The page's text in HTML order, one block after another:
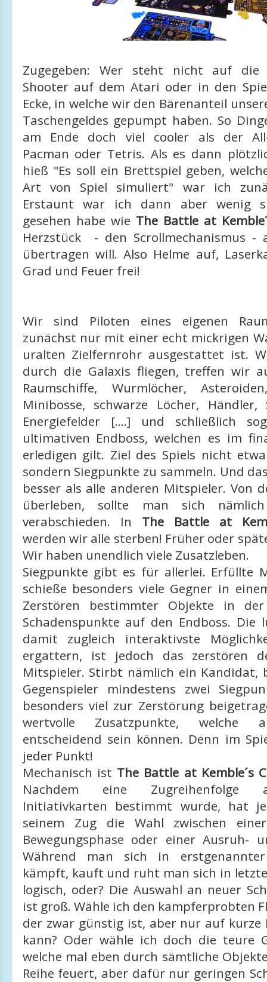
Zugegeben: Wer steht nicht auf die
Shooter auf dem Atari oder in den
Ecke, in welche wir den Bärenanteil
Taschengeldes gepumpt haben. So
am Ende doch viel cooler als der All-
Pacman oder Tetris. Als es dann
hieß "Es soll ein Brettspiel geben,
Art von Spiel simuliert" war ich
Erstaunt war ich dann aber wenig
gesehen habe wie The Battle at
Herzstück - den Scrollmechanismus -
übertragen will. Also Helme auf,
Grad und Feuer frei!
Wir sind Piloten eines eigenen
zunächst nur mit einer echt mickrigen
uralten Zielfernrohr ausgestattet ist.
durch die Galaxis fliegen, treffen wir
Raumschiffe, Wurmlöcher,
Minibosse, schwarze Löcher, Händler,
Energiefelder [....] und schließlich
ultimativen Endboss, welchen es im
erledigen gilt. Ziel des Spiels nicht
sondern Siegpunkte zu sammeln. Und
besser als alle anderen Mitspieler. Von
überleben, sollte man sich
verabschieden. In The Battle at
werden wir alle sterben! Früher oder
Wir haben unendlich viele Zusatzleben.
Siegpunkte gibt es für allerlei. Erfüllte
schieße besonders viele Gegner in
Zerstören bestimmter Objekte in
Schadenspunkte auf den Endboss. Die
damit zugleich interaktivste
ergattern, ist jedoch das zerstören
Mitspieler. Stirbt nämlich ein Kandidat,
Gegenspieler mindestens zwei
besonders viel zur Zerstörung
wertvolle Zusatzpunkte, welche
entscheidend sein können. Denn im
jeder Punkt!
Mechanisch ist The Battle at Kemble´s
Nachdem eine Zugreihenfolge
Initiativkarten bestimmt wurde, hat
seinem Zug die Wahl zwischen
Bewegungsphase oder einer Ausruh-
Während man sich in
kämpft, kauft und ruht man sich in
logisch, oder? Die Auswahl an neuer
ist groß. Wähle ich den kampferprobten
der zwar günstig ist, aber nur auf kurze
kann? Oder wähle ich doch die teure
welche mal eben durch sämtliche
Reihe feuert, aber dafür nur geringen